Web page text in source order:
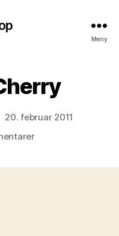
Meny
20. februar 2011
til